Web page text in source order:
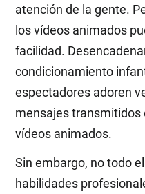
atención de la gente.
los vídeos animados
facilidad.
condicionamiento
espectadores adoren
mensajes transmitidos
vídeos animados.
Sin embargo, no todo
habilidades